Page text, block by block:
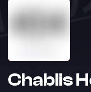
Chablis